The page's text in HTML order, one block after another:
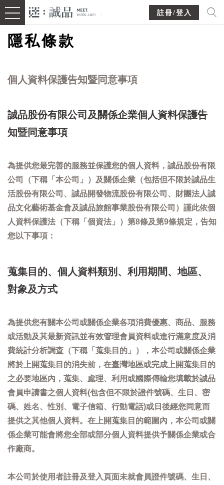
註冊/登入
隱私條款
個人資料保護告知暨同意事項
誠品股份有限公司及關係企業個人資料保護告
知暨同意事項
為提供您最完善的服務並保護您的個人資料，誠品股份有限
公司（下稱「本公司」）及關係企業（包括但不限於誠品生
活股份有限公司、誠品開發物流股份有限公司、財團法人誠
品文化藝術基金會及誠品旅館事業股份有限公司）謹此依個
人資料保護法（下稱「個資法」）第8條及第9條規定，告知
您以下事項：
蒐集目的、個人資料類別、利用期間、地區、
對象及方式
為提供您有關本公司或關係企業各項消費優惠、商品、服務
或活動及其最新資訊並有效管理會員資料或進行滿意度及消
費統計分析調查（下稱「蒐集目的」），本公司或關係企業
將於上開蒐集目的消失前，在臺灣地區或完成上開蒐集目的
之必要地區內，蒐集、處理、利用或國際傳輸您填載於誠品
會員申請書之個人資料(包含但不限於證件號碼、生日、密
碼、姓名、性別、電子信箱、行動電話)或日後經您同意而
提供之其他個人資料。在上開蒐集目的範圍內，本公司或關
係企業可能會將您全部或部分個人資料提供予關係企業或合
作廠商。
本公司於使用者註冊及登入頁面未就會員證件號碼、生日、